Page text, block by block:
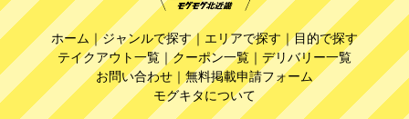
ホーム ｜ジャンルで探す｜ エリアで探す ｜目的で探す
テイクアウト一覧 ｜クーポン一覧 ｜ デリバリー一覧
お問い合わせ ｜ 無料掲載申請フォーム
モグキタについて